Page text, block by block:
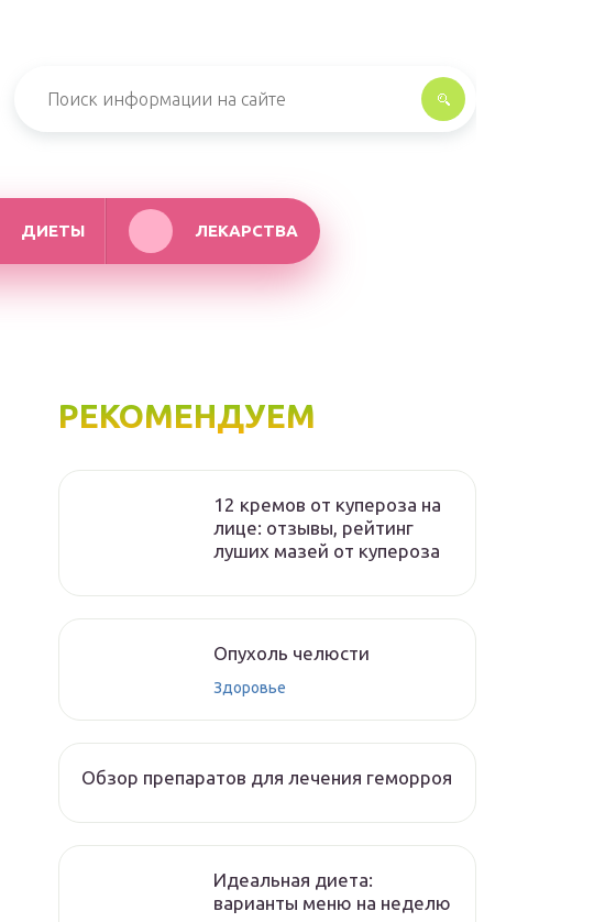
ДИЕТЫ ЛЕКАРСТВА
РЕКОМЕНДУЕМ
12 кремов от купероза на
лице: отзывы, рейтинг
луших мазей от купероза
Опухоль челюсти
Здоровье
Обзор препаратов для лечения геморроя
Идеальная диета:
варианты меню на неделю